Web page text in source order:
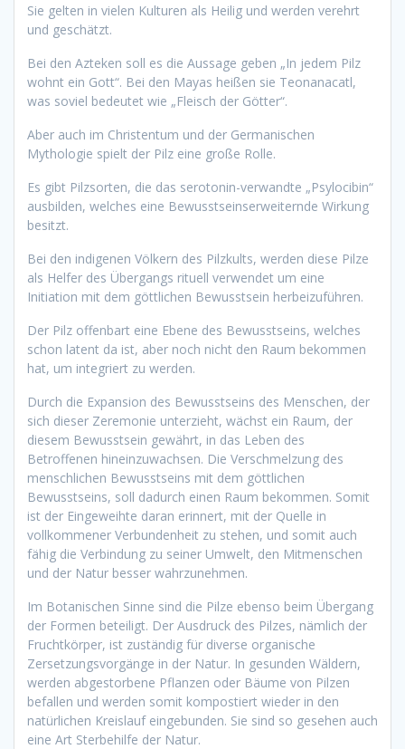
Sie gelten in vielen Kulturen als Heilig und werden verehrt
und geschätzt.
Bei den Azteken soll es die Aussage geben „In jedem Pilz
wohnt ein Gott“. Bei den Mayas heißen sie Teonanacatl,
was soviel bedeutet wie „Fleisch der Götter“.
Aber auch im Christentum und der Germanischen
Mythologie spielt der Pilz eine große Rolle.
Es gibt Pilzsorten, die das serotonin-verwandte „Psylocibin“
ausbilden, welches eine Bewusstseinserweiternde Wirkung
besitzt.
Bei den indigenen Völkern des Pilzkults, werden diese Pilze
als Helfer des Übergangs rituell verwendet um eine
Initiation mit dem göttlichen Bewusstsein herbeizuführen.
Der Pilz offenbart eine Ebene des Bewusstseins, welches
schon latent da ist, aber noch nicht den Raum bekommen
hat, um integriert zu werden.
Durch die Expansion des Bewusstseins des Menschen, der
sich dieser Zeremonie unterzieht, wächst ein Raum, der
diesem Bewusstsein gewährt, in das Leben des
Betroffenen hineinzuwachsen. Die Verschmelzung des
menschlichen Bewusstseins mit dem göttlichen
Bewusstseins, soll dadurch einen Raum bekommen. Somit
ist der Eingeweihte daran erinnert, mit der Quelle in
vollkommener Verbundenheit zu stehen, und somit auch
fähig die Verbindung zu seiner Umwelt, den Mitmenschen
und der Natur besser wahrzunehmen.
Im Botanischen Sinne sind die Pilze ebenso beim Übergang
der Formen beteiligt. Der Ausdruck des Pilzes, nämlich der
Fruchtkörper, ist zuständig für diverse organische
Zersetzungsvorgänge in der Natur. In gesunden Wäldern,
werden abgestorbene Pflanzen oder Bäume von Pilzen
befallen und werden somit kompostiert wieder in den
natürlichen Kreislauf eingebunden. Sie sind so gesehen auch
eine Art Sterbehilfe der Natur.